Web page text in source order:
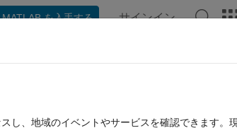
MATLAB を入手する サインイン
し、地域のイベントやサービスを確認できます。